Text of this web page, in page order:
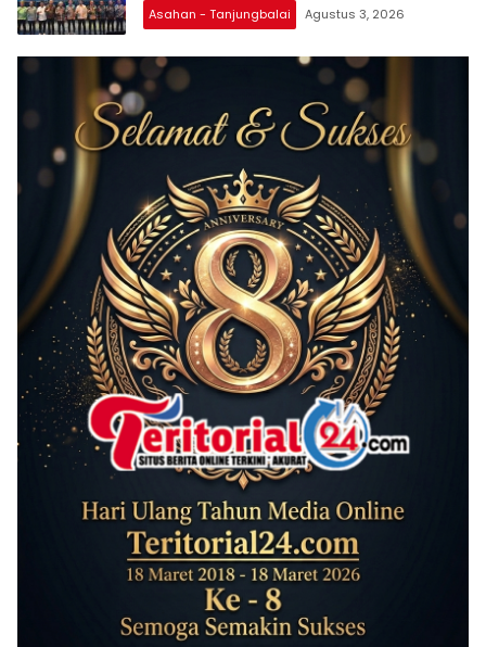
Asahan - Tanjungbalai Agustus 3, 2026